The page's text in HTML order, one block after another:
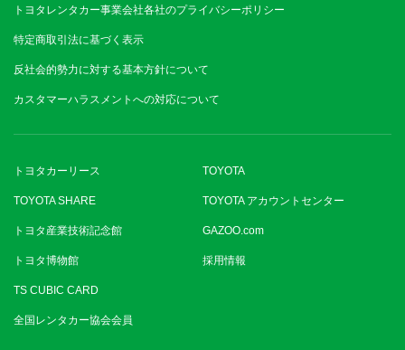
トヨタレンタカー事業会社各社のプライバシーポリシー
特定商取引法に基づく表示
反社会的勢力に対する基本方針について
カスタマーハラスメントへの対応について
トヨタカーリース TOYOTA
TOYOTA SHARE TOYOTA アカウントセンター
トヨタ産業技術記念館 GAZOO.com
トヨタ博物館 採用情報
TS CUBIC CARD
全国レンタカー協会会員